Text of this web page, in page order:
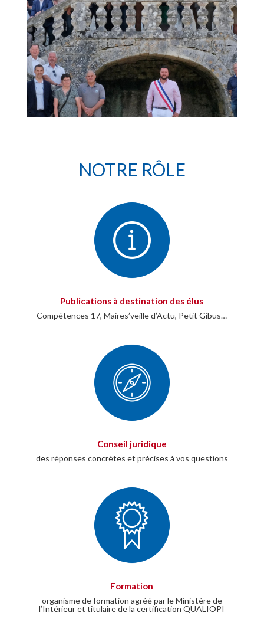
NOTRE RÔLE
Publications à destination des élus
Compétences 17, Maires’veille d’Actu, Petit Gibus…
Conseil juridique
des réponses concrètes et précises à vos questions
Formation
organisme de formation agréé par le Ministère de
l’Intérieur et titulaire de la certification QUALIOPI